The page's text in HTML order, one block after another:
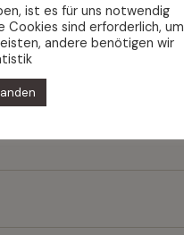
ist es für uns notwendig
Cookies sind erforderlich, um
andere benötigen wir